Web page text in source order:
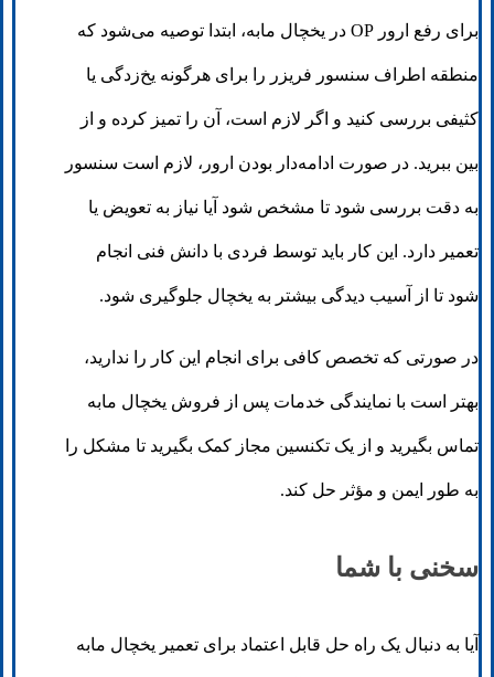
برای رفع ارور OP در یخچال مابه، ابتدا توصیه می‌شود که
منطقه اطراف سنسور فریزر را برای هرگونه یخ‌زدگی یا
کثیفی بررسی کنید و اگر لازم است، آن را تمیز کرده و از
بین ببرید. در صورت ادامه‌دار بودن ارور، لازم است سنسور
به دقت بررسی شود تا مشخص شود آیا نیاز به تعویض یا
تعمیر دارد. این کار باید توسط فردی با دانش فنی انجام
شود تا از آسیب دیدگی بیشتر به یخچال جلوگیری شود.
در صورتی که تخصص کافی برای انجام این کار را ندارید،
بهتر است با نمایندگی خدمات پس از فروش یخچال مابه
تماس بگیرید و از یک تکنسین مجاز کمک بگیرید تا مشکل را
به طور ایمن و مؤثر حل کند.
سخنی با شما
آیا به دنبال یک راه حل قابل اعتماد برای تعمیر یخچال مابه